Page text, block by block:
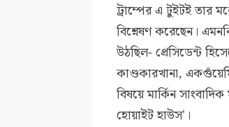
ট্রাম্পের এ টুইটই তার
বিশ্নেষণ করেছেন।
উঠছিল- প্রেসিডেন্ট
কাণ্ডকারখানা,
বিষয়ে মার্কিন
হোয়াইট হাউস'।